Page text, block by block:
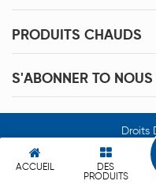
PRODUITS CHAUDS
S'ABONNER TO NOUS
Droits
Xiamen Acey New Energy
ACCUEIL
DES
PRODUITS